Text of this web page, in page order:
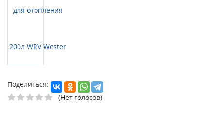
Поделиться:
(Нет голосов)